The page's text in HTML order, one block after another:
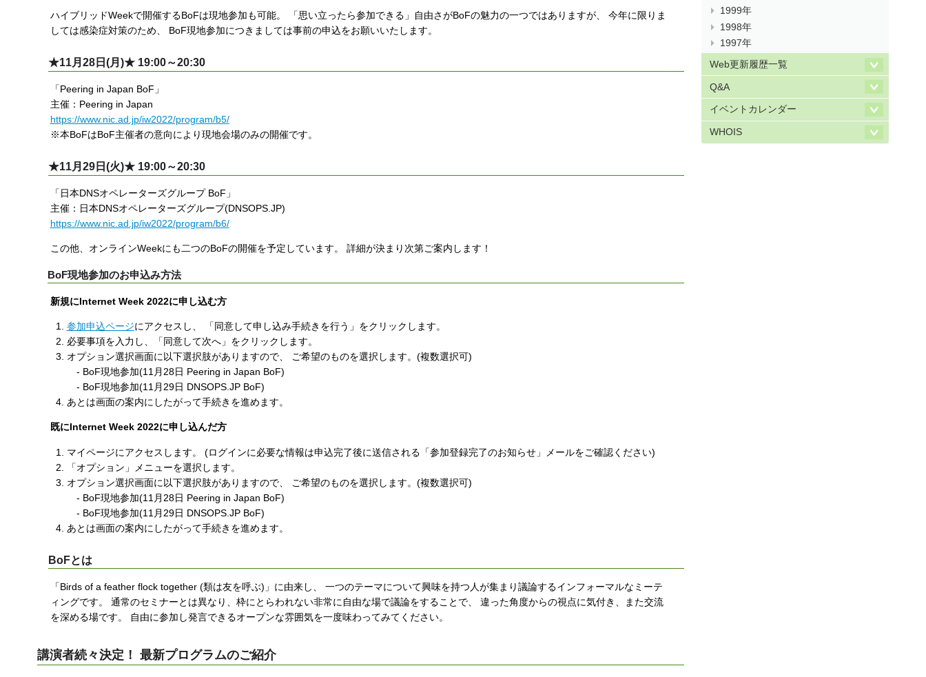
ハイブリッドWeekで開催するBoFは現地参加も可能。 「思い立ったら参加できる」自由さがBoFの魅力の一つではありますが、 今年に限りま
しては感染症対策のため、 BoF現地参加につきましては事前の申込をお願いいたします。
★11月28日(月)★ 19:00～20:30
「Peering in Japan BoF」
主催：Peering in Japan
https://www.nic.ad.jp/iw2022/program/b5/
※本BoFはBoF主催者の意向により現地会場のみの開催です。
★11月29日(火)★ 19:00～20:30
「日本DNSオペレーターズグループ BoF」
主催：日本DNSオペレーターズグループ(DNSOPS.JP)
https://www.nic.ad.jp/iw2022/program/b6/
この他、オンラインWeekにも二つのBoFの開催を予定しています。 詳細が決まり次第ご案内します！
BoF現地参加のお申込み方法
新規にInternet Week 2022に申し込む方
参加申込ページにアクセスし、 「同意して申し込み手続きを行う」をクリックします。
必要事項を入力し、「同意して次へ」をクリックします。
オプション選択画面に以下選択肢がありますので、 ご希望のものを選択します。(複数選択可)
- BoF現地参加(11月28日 Peering in Japan BoF)
- BoF現地参加(11月29日 DNSOPS.JP BoF)
あとは画面の案内にしたがって手続きを進めます。
既にInternet Week 2022に申し込んだ方
マイページにアクセスします。 (ログインに必要な情報は申込完了後に送信される「参加登録完了のお知らせ」メールをご確認ください)
「オプション」メニューを選択します。
オプション選択画面に以下選択肢がありますので、 ご希望のものを選択します。(複数選択可)
- BoF現地参加(11月28日 Peering in Japan BoF)
- BoF現地参加(11月29日 DNSOPS.JP BoF)
あとは画面の案内にしたがって手続きを進めます。
BoFとは
「Birds of a feather flock together (類は友を呼ぶ)」に由来し、 一つのテーマについて興味を持つ人が集まり議論するインフォーマルなミーテ
ィングです。 通常のセミナーとは異なり、枠にとらわれない非常に自由な場で議論をすることで、 違った角度からの視点に気付き、また交流
を深める場です。 自由に参加し発言できるオープンな雰囲気を一度味わってみてください。
講演者続々決定！ 最新プログラムのご紹介
1999年
1998年
1997年
Web更新履歴一覧
Q&A
イベントカレンダー
WHOIS